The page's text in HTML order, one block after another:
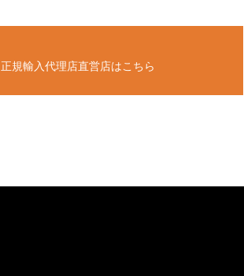
正規輸入代理店直営店はこちら